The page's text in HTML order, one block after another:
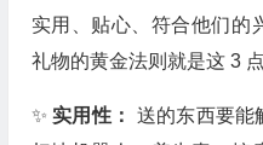
实用、贴心、符合他们的
礼物的黄金法则就是这 3 点
✨实用性： 送的东西要能